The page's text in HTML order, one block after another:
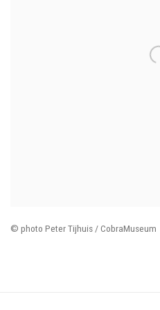
© photo Peter Tijhuis / CobraMuseum